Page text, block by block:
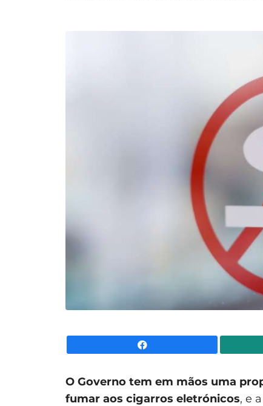
O Governo tem em mãos uma
fumar aos cigarros eletrónicos, e